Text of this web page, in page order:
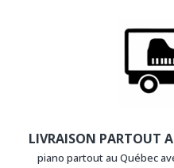
LIVRAISON PARTOUT
piano partout au Québec